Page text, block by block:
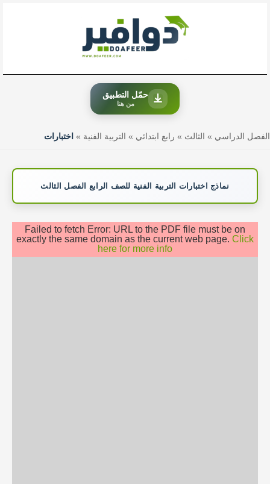
حمّل التطبيق
من هنا
الفصل الدراسي » الثالث » رابع ابتدائي » التربية الفنية » اختبارات
نماذج اختبارات التربية الفنية للصف الرابع الفصل الثالث
Failed to fetch Error: URL to the PDF file must be on
exactly the same domain as the current web page. Click
here for more info